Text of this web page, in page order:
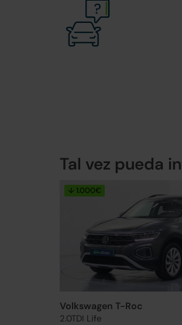
Tal vez pueda
↓ 1.000€
Volkswagen T-Roc
2.0TDI Life